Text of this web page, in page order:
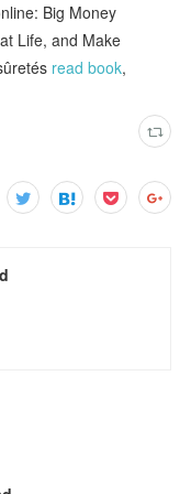
Big Money
Life, and Make
read book,